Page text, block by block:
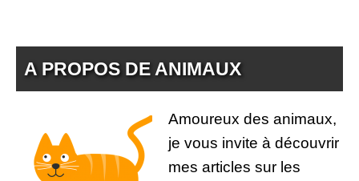
A PROPOS DE ANIMAUX
Amoureux des animaux,
je vous invite à découvrir
mes articles sur les